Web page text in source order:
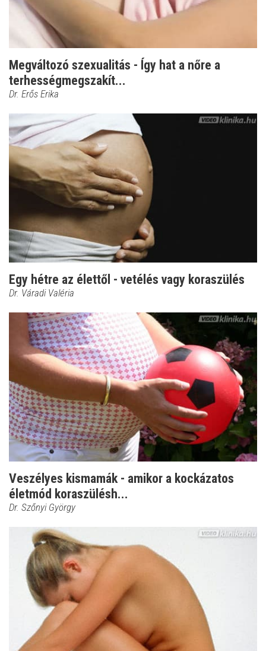
Megváltozó szexualitás - Így hat a nőre a
terhességmegszakít...
Dr. Erős Erika
Egy hétre az élettől - vetélés vagy koraszülés
Dr. Váradi Valéria
Veszélyes kismamák - amikor a kockázatos
életmód koraszülésh...
Dr. Szőnyi György